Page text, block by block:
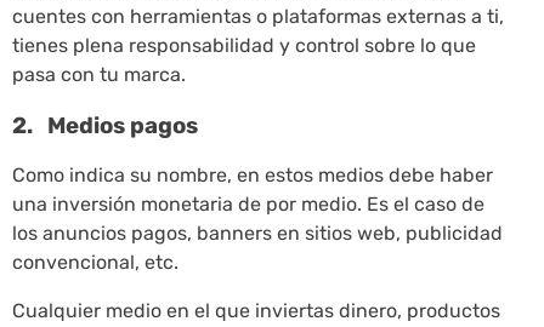
cuentes con herramientas o plataformas externas a ti,
tienes plena responsabilidad y control sobre lo que
pasa con tu marca.
2. Medios pagos
Como indica su nombre, en estos medios debe haber
una inversión monetaria de por medio. Es el caso de
los anuncios pagos, banners en sitios web, publicidad
convencional, etc.
Cualquier medio en el que inviertas dinero, productos